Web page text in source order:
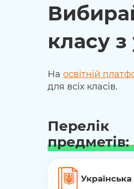
класу з
На освітній
для всіх класів.
Перелік
предметів: